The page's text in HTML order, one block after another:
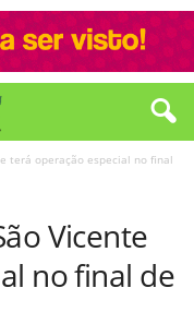
terá operação especial no final
Vicente
no final de